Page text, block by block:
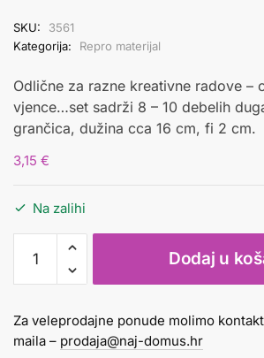
SKU:
3561
Kategorija:
Repro materijal
Odlične za razne kreativne radove –
vjence…set sadrži 8 – 10 debelih
grančica, dužina cca 16 cm, fi 2 cm.
3,15 €
Na zalihi
drvene
16
2
cm
Dodaj u
Za veleprodajne ponude molimo
maila – prodaja@naj-domus.hr